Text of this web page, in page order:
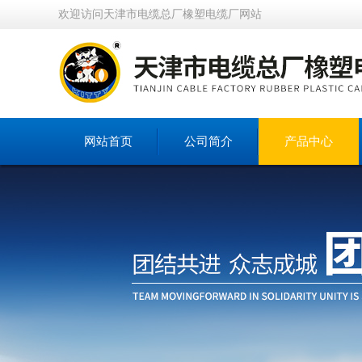
欢迎访问天津市电缆总厂橡塑电缆厂网站
网站首页 公司简介 产品中心